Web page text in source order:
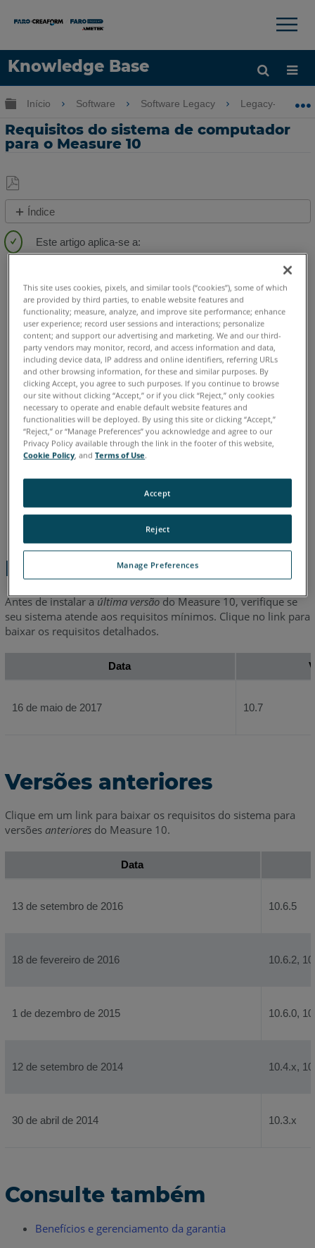
Knowledge Base
Idioma
×
Expandir/recolher hierarquia global
Início Software Software Legacy Legacy-
Requisitos do sistema de computador
para o Measure 10
Salvar
como
PDF
Índice
Rápidas
anteriores
Consulte
também
Alemão Chinês Coreano Espanhol Francês
Inglês
Italiano Japonês Português
Etapas Rápidas
Antes de instalar aúltima versãodo Measure 10, verifique se
seu sistema atende aos requisitos mínimos. Clique no link para
baixar os requisitos detalhados.
Data
16 de maio de 2017 10.7
Versões anteriores
Clique em um link para baixar os requisitos do sistema para
versões anteriores do Measure 10.
Data
13 de setembro de 2016 10.6.5
18 de fevereiro de 2016 10.6.2,
1 de dezembro de 2015 10.6.0,
12 de setembro de 2014 10.4.x,
30 de abril de 2014 10.3.x
Consulte também
Benefícios e gerenciamento da garantia
This site uses cookies, pixels, and similar tools (“cookies”), some of which
are provided by third parties, to enable website features and
functionality; measure, analyze, and improve site performance; enhance
user experience; record user sessions and interactions; personalize
content; and support our advertising and marketing. We and our third-
party vendors may monitor, record, and access information and data,
including device data, IP address and online identifiers, referring URLs
and other browsing information, for these and similar purposes. By
clicking Accept, you agree to such purposes. If you continue to browse
our site without clicking “Accept,” or if you click “Reject,” only cookies
necessary to operate and enable default website features and
functionalities will be deployed. By using this site or clicking “Accept,”
“Reject,” or “Manage Preferences” you acknowledge and agree to our
Privacy Policy available through the link in the footer of this website,
Cookie Policy, andTerms of Use.
Manage Preferences
Reject
Accept